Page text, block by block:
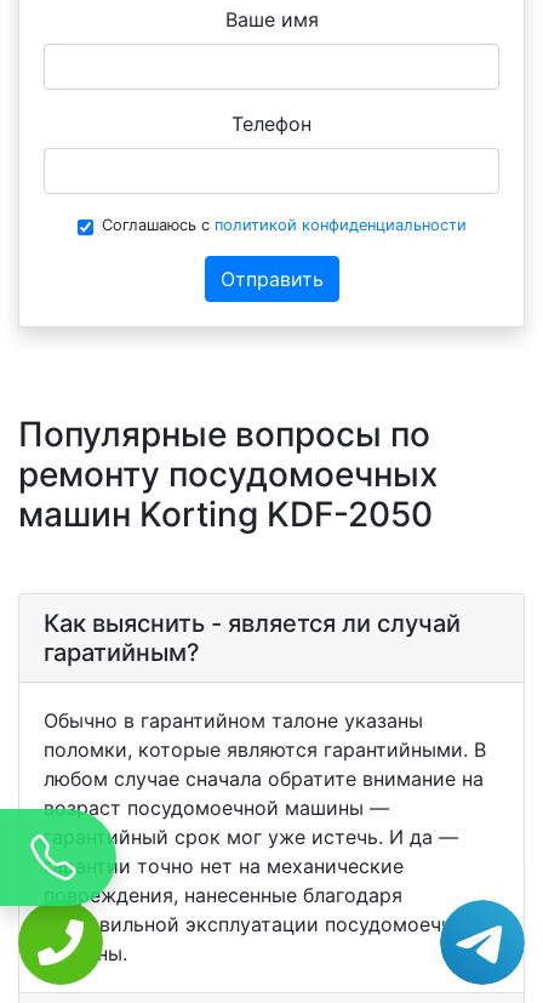
Ваше имя
Телефон
Соглашаюсь с политикой конфиденциальности
Отправить
Популярные вопросы по
ремонту посудомоечных
машин Korting KDF-2050
Как выяснить - является ли случай
гаратийным?
Обычно в гарантийном талоне указаны
поломки, которые являются гарантийными. В
любом случае сначала обратите внимание на
возраст посудомоечной машины —
гарантийный срок мог уже истечь. И да —
гарантии точно нет на механические
повреждения, нанесенные благодаря
неправильной эксплуатации посудомоечной
машины.